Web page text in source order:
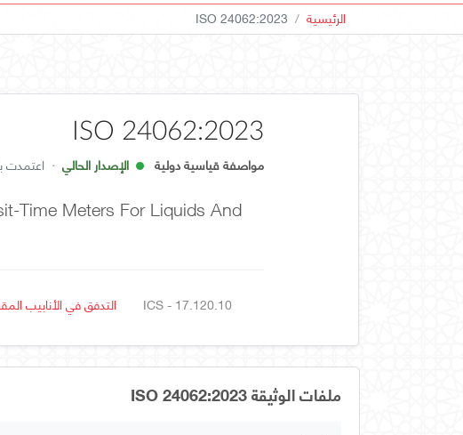
الرئيسية ISO 24062:2023
ISO 24062:2023
مواصفة قياسية دولية الإصدار الحالي · اعتمدت
Time Meters For Liquids And
ICS - 17.120.10 التدفق في الأنابيب
ملفات الوثيقة ISO 24062:2023